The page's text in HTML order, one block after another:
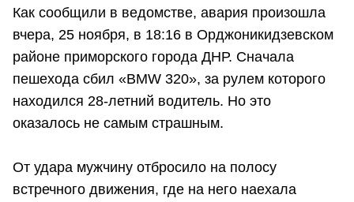
Как сообщили в ведомстве, авария произошла
вчера, 25 ноября, в 18:16 в Орджоникидзевском
районе приморского города ДНР. Сначала
пешехода сбил «BMW 320», за рулем которого
находился 28-летний водитель. Но это
оказалось не самым страшным.
От удара мужчину отбросило на полосу
встречного движения, где на него наехала